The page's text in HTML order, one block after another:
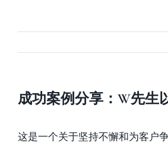
成功案例分享：W先生
这是一个关于坚持不懈和为客户